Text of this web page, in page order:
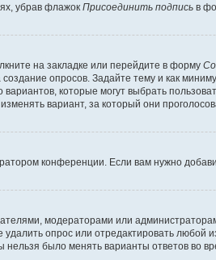
убрав флажок Присоединить подпись в
на закладке или перейдите в форму
опросов. Задайте тему и как
вариантов, которые могут выбрать
вариант, за который они
конференции. Если вам нужно
модераторами или
опрос или отредактировать
было менять варианты ответов во